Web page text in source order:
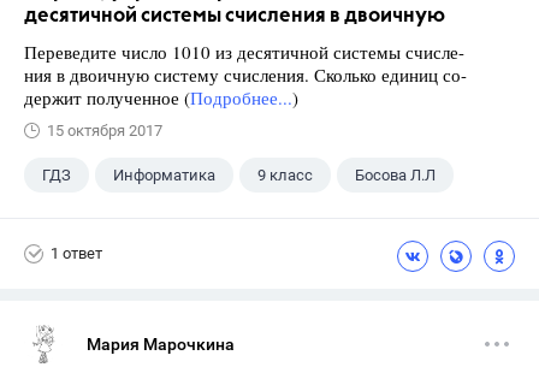
десятичной системы счисления в двоичную
Переведите число 1010 из десятичной системы счисле-
ния в двоичную систему счисления. Сколько единиц со-
держит полученное (Подробнее...)
15 октября 2017
ГДЗ Информатика 9 класс Босова Л.Л
1 ответ
Мария Марочкина